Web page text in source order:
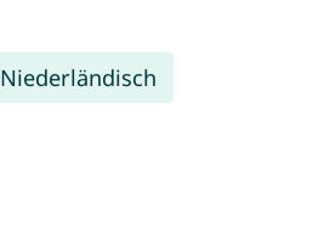
Niederländisch